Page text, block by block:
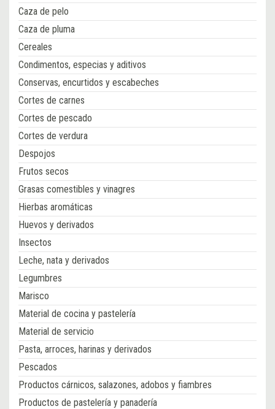
Caza de pelo
Caza de pluma
Cereales
Condimentos, especias y aditivos
Conservas, encurtidos y escabeches
Cortes de carnes
Cortes de pescado
Cortes de verdura
Despojos
Frutos secos
Grasas comestibles y vinagres
Hierbas aromáticas
Huevos y derivados
Insectos
Leche, nata y derivados
Legumbres
Marisco
Material de cocina y pastelería
Material de servicio
Pasta, arroces, harinas y derivados
Pescados
Productos cárnicos, salazones, adobos y fiambres
Productos de pastelería y panadería